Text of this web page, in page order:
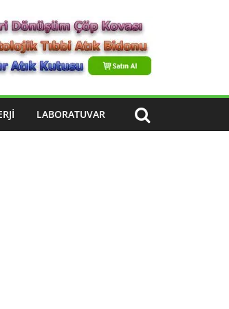
LABORATUVAR